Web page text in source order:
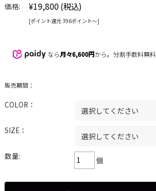
価格: ¥19,800 (税込)
[ポイント還元 396ポイント〜]
なら月々6,600円から。分割手数料無料
販売期間：
COLOR：
SIZE：
数量: 個